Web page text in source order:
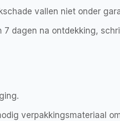
vallen niet onder
dagen na ontdekking,
verpakkingsmateriaal